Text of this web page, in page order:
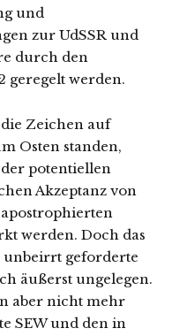
und
zur UdSSR und
durch den
geregelt werden.
Zeichen auf
Osten standen,
potentiellen
Akzeptanz von
werden. Doch das
unbeirrt geforderte
äußerst ungelegen.
aber nicht mehr
SEW und den in